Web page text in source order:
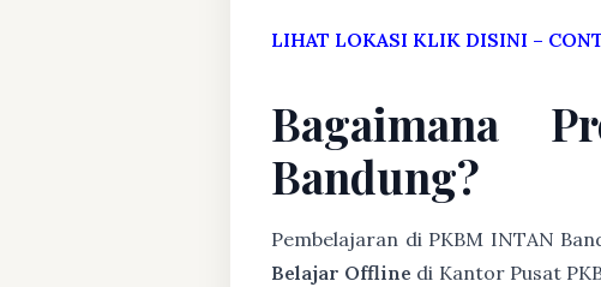
LIHAT LOKASI KLIK DISINI –
Bagaimana
Bandung?
Pembelajaran di PKBM INTAN
Belajar Offline di Kantor Pusat